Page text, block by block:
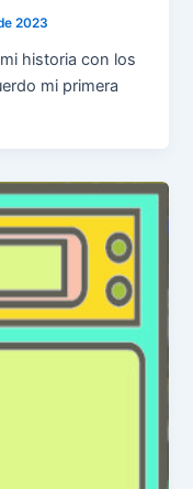
2023
historia con los
mi primera